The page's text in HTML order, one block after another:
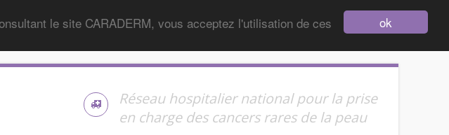
ok
le site CARADERM, vous acceptez l'utilisation de ces
Réseau hospitalier national pour la prise
en charge des cancers rares de la peau